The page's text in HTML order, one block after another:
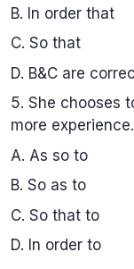
B. In order that
C. So that
D. B&C are
5. She
more experience.
A. As so to
B. So as to
C. So that to
D. In order to